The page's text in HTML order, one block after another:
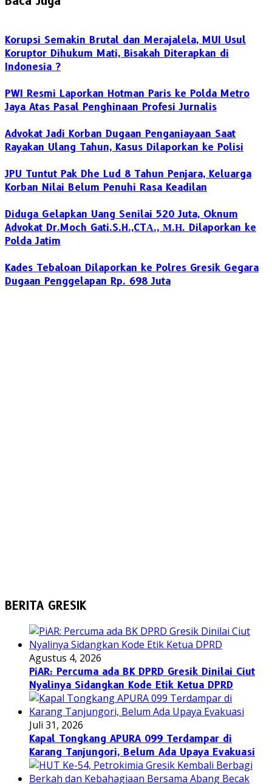
Korupsi Semakin Brutal dan Merajalela, MUI Usul
Koruptor Dihukum Mati, Bisakah Diterapkan di
Indonesia ?
PWI Resmi Laporkan Hotman Paris ke Polda Metro
Jaya Atas Pasal Penghinaan Profesi Jurnalis
Advokat Jadi Korban Dugaan Penganiayaan Saat
Rayakan Ulang Tahun, Kasus Dilaporkan ke Polisi
JPU Tuntut Pak Dhe Lud 8 Tahun Penjara, Keluarga
Korban Nilai Belum Penuhi Rasa Keadilan
Diduga Gelapkan Uang Senilai 520 Juta, Oknum
Advokat Dr.Moch Gati.S.H.,CTА., М.Н. Dilaporkan ke
Polda Jatim
Kades Tebaloan Dilaporkan ke Polres Gresik Gegara
Dugaan Penggelapan Rp. 698 Juta
BERITA GRESIK
Agustus 4, 2026
PiAR: Percuma ada BK DPRD Gresik Dinilai Ciut
Nyalinya Sidangkan Kode Etik Ketua DPRD
Juli 31, 2026
Kapal Tongkang APURA 099 Terdampar di
Karang Tanjungori, Belum Ada Upaya Evakuasi